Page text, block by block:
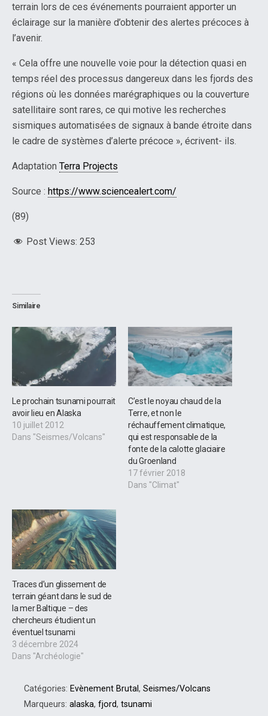
terrain lors de ces événements pourraient apporter un
éclairage sur la manière d’obtenir des alertes précoces à
l’avenir.
« Cela offre une nouvelle voie pour la détection quasi en
temps réel des processus dangereux dans les fjords des
régions où les données marégraphiques ou la couverture
satellitaire sont rares, ce qui motive les recherches
sismiques automatisées de signaux à bande étroite dans
le cadre de systèmes d’alerte précoce », écrivent- ils.
Adaptation Terra Projects
Source : https://www.sciencealert.com/
(89)
Post Views: 253
Similaire
Le prochain tsunami pourrait
avoir lieu en Alaska
10 juillet 2012
Dans "Seismes/Volcans"
C’est le noyau chaud de la
Terre, et non le
réchauffement climatique,
qui est responsable de la
fonte de la calotte glaciaire
du Groenland
17 février 2018
Dans "Climat"
Traces d’un glissement de
terrain géant dans le sud de
la mer Baltique – des
chercheurs étudient un
éventuel tsunami
3 décembre 2024
Dans "Archéologie"
Catégories: Evènement Brutal, Seismes/Volcans
Marqueurs: alaska, fjord, tsunami